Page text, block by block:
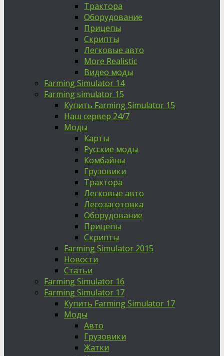
Трактора
Оборудование
Прицепы
Скрипты
Легковые авто
More Realistic
Видео моды
Farming Simulator 14
Farming simulator 15
Купить Farming Simulator 15
Наш сервер 24/7
Моды
Карты
Русские моды
Комбайны
Грузовики
Трактора
Легковые авто
Лесозаготовка
Оборудование
Прицепы
Скрипты
Farming Simulator 2015
Новости
Статьи
Farming Simulator 16
Farming Simulator 17
Купить Farming Simulator 17
Моды
Авто
Грузовики
Жатки